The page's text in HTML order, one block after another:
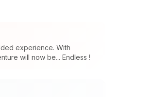
experience. With
will now be... Endless !